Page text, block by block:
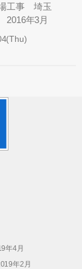
工事 埼玉
年3月
年4月
年2月